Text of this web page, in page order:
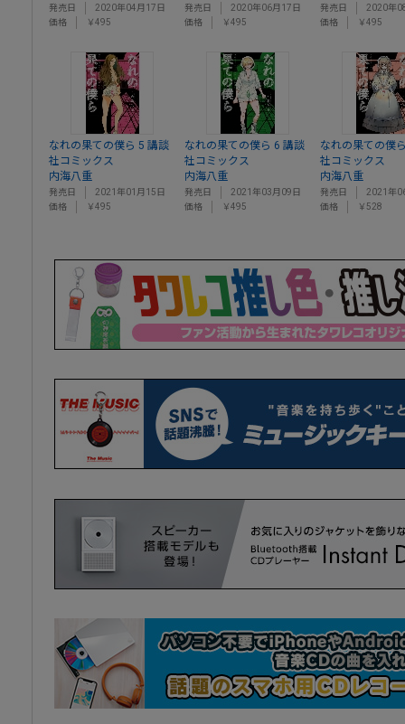
発売日
2020年04月17日
価格
￥495
発売日
2020年06月17日
価格
￥495
発売日
2020年
価格
￥495
なれの果ての僕ら 5 講談
社コミックス
内海八重
発売日
2021年01月15日
価格
￥495
なれの果ての僕ら 6 講談
社コミックス
内海八重
発売日
2021年03月09日
価格
￥495
なれの果ての僕
社コミックス
内海八重
発売日
2021年
価格
￥528